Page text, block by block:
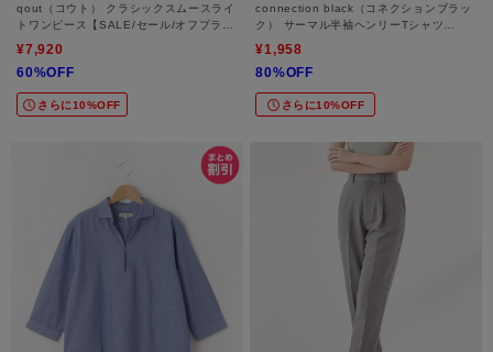
qout（コウト） クラシックスムースライ
トワンピース【SALE/セール/オフプライ
¥7,920
60%OFF
さらに10%OFF
connection black（コネクションブラッ
ク） サーマル半袖ヘンリーTシャツ
ル/デイリー/トレンド/ユニセックス】
¥1,958
80%OFF
さらに10%OFF